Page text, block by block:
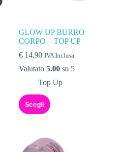
GLOW UP BURRO
CORPO – TOP UP
€ 14,90 IVA Inclusa
Valutato5.00 su 5
Top Up
Scegli